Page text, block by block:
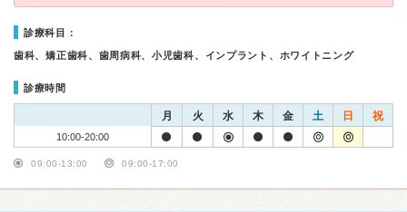
診療科目：
歯科、矯正歯科、歯周病科、小児歯科、インプラント、ホワイトニング
診療時間
月 火 水 木 金 土 日 祝
10:00-20:00
09:00-13:00 09:00-17:00